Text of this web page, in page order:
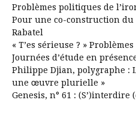
Problèmes politiques de
Pour une co-construction du
Rabatel
« T’es sérieuse ? »
Journées d’étude en
Philippe Djian, polygraphe :
une œuvre plurielle »
Genesis, n° 61 :